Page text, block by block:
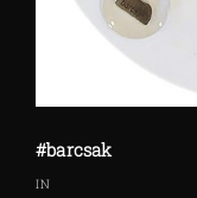
#barcsak
IN